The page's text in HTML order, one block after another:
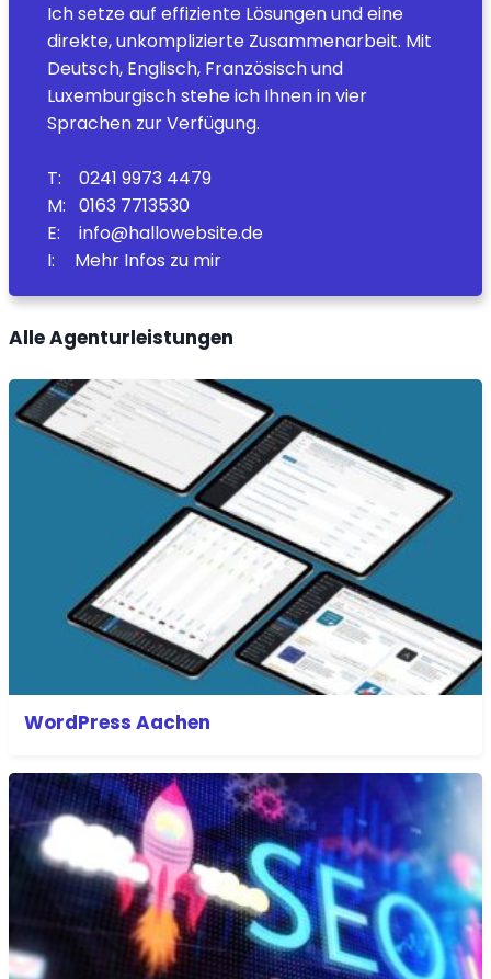
Ich setze auf effiziente Lösungen und eine
direkte, unkomplizierte Zusammenarbeit. Mit
Deutsch, Englisch, Französisch und
Luxemburgisch stehe ich Ihnen in vier
Sprachen zur Verfügung.
T: 0241 9973 4479
M: 0163 7713530
E:
info@hallowebsite.de
I:
Mehr Infos zu mir
Alle Agenturleistungen
WordPress Aachen